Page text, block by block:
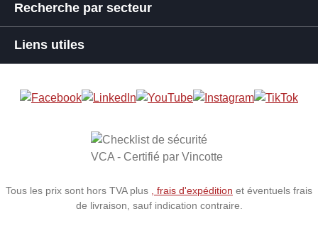
Recherche par secteur
Liens utiles
Tous les prix sont hors TVA plus , frais d'expédition et éventuels frais
de livraison, sauf indication contraire.